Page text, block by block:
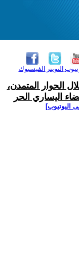
الفيسبوك التويتر
الحوار المتمدن،
اليساري الحر
اليوتيوب]